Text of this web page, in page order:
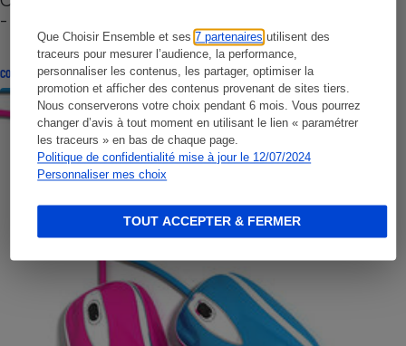
Que Choisir Ensemble et ses7 partenaires utilisent des
traceurs pour mesurer l’audience, la performance,
personnaliser les contenus, les partager, optimiser la
promotion et afficher des contenus provenant de sites tiers.
Nous conserverons votre choix pendant 6 mois. Vous pourrez
changer d’avis à tout moment en utilisant le lien « paramétrer
les traceurs » en bas de chaque page.
Politique de confidentialité mise à jour le 12/07/2024
Personnaliser mes choix
TOUT ACCEPTER & FERMER
- Premières impressions
CONSEILS